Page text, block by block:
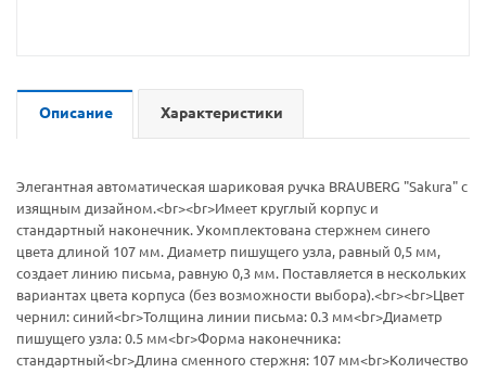
Описание Характеристики
Элегантная автоматическая шариковая ручка BRAUBERG "Sakura" с
изящным дизайном.<br><br>Имеет круглый корпус и
стандартный наконечник. Укомплектована стержнем синего
цвета длиной 107 мм. Диаметр пишущего узла, равный 0,5 мм,
создает линию письма, равную 0,3 мм. Поставляется в нескольких
вариантах цвета корпуса (без возможности выбора).<br><br>Цвет
чернил: синий<br>Толщина линии письма: 0.3 мм<br>Диаметр
пишущего узла: 0.5 мм<br>Форма наконечника:
стандартный<br>Длина сменного стержня: 107 мм<br>Количество